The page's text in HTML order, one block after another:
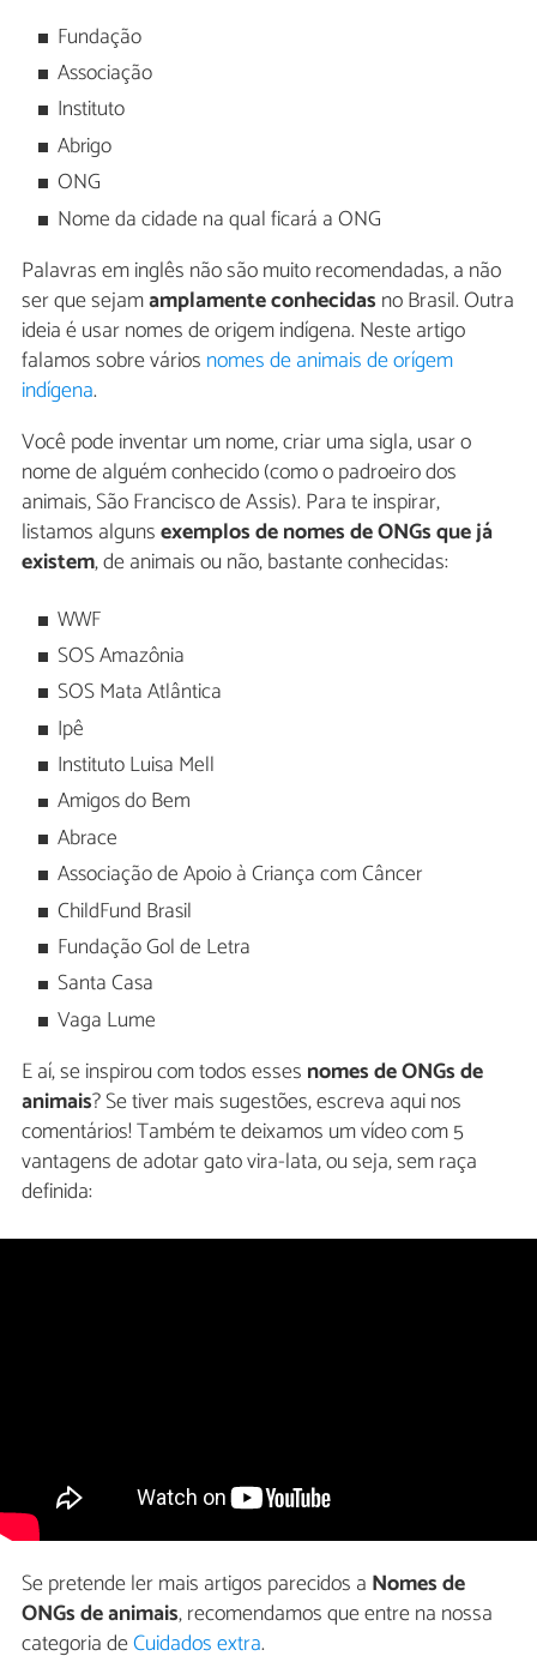
Fundação
Associação
Instituto
Abrigo
ONG
Nome da cidade na qual ficará a ONG
Palavras em inglês não são muito recomendadas, a não
ser que sejamamplamente conhecidas no Brasil. Outra
ideia é usar nomes de origem indígena. Neste artigo
falamos sobre vários nomes de animais de orígem
indígena.
Você pode inventar um nome, criar uma sigla, usar o
nome de alguém conhecido (como o padroeiro dos
animais, São Francisco de Assis). Para te inspirar,
listamos algunsexemplos de nomes de ONGs que já
existem, de animais ou não, bastante conhecidas:
WWF
SOS Amazônia
SOS Mata Atlântica
Ipê
Instituto Luisa Mell
Amigos do Bem
Abrace
Associação de Apoio à Criança com Câncer
ChildFund Brasil
Fundação Gol de Letra
Santa Casa
Vaga Lume
E aí, se inspirou com todos esses nomes de ONGs de
animais? Se tiver mais sugestões, escreva aqui nos
comentários! Também te deixamos um vídeo com 5
vantagens de adotar gato vira-lata, ou seja, sem raça
definida:
Se pretende ler mais artigos parecidos a Nomes de
ONGs de animais, recomendamos que entre na nossa
categoria deCuidados extra.